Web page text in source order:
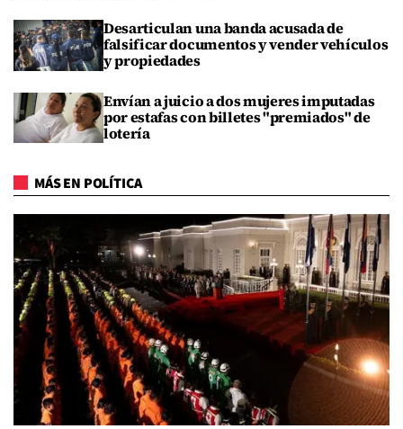
Desarticulan una banda acusada de
falsificar documentos y vender vehículos
y propiedades
Envían a juicio a dos mujeres imputadas
por estafas con billetes "premiados" de
lotería
MÁS EN POLÍTICA